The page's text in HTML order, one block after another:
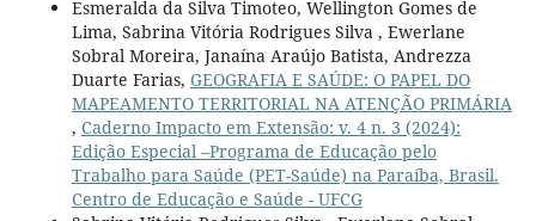
Esmeralda da Silva Timoteo, Wellington Gomes de
Lima, Sabrina Vitória Rodrigues Silva , Ewerlane
Sobral Moreira, Janaína Araújo Batista, Andrezza
Duarte Farias, GEOGRAFIA E SAÚDE: O PAPEL DO
MAPEAMENTO TERRITORIAL NA ATENÇÃO PRIMÁRIA
, Caderno Impacto em Extensão: v. 4 n. 3 (2024):
Edição Especial –Programa de Educação pelo
Trabalho para Saúde (PET-Saúde) na Paraíba, Brasil.
Centro de Educação e Saúde - UFCG